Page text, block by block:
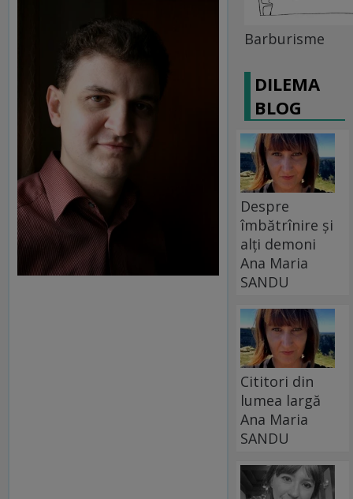
Barburisme
DILEMA
BLOG
Despre
îmbătrînire și
alți demoni
Ana Maria
SANDU
Cititori din
lumea largă
Ana Maria
SANDU